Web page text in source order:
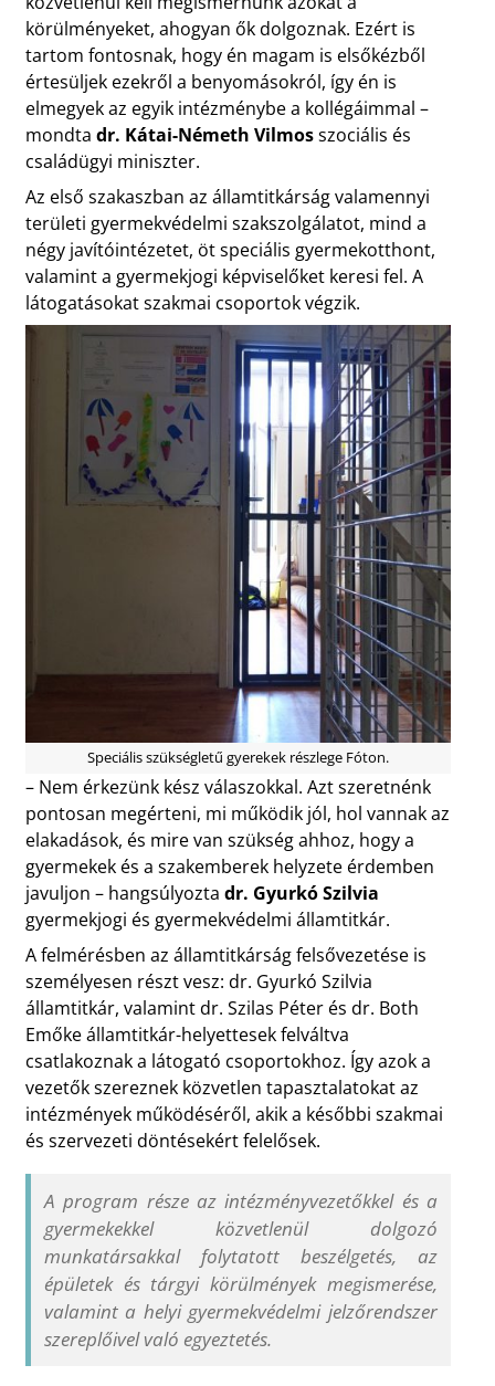
körülményeket, ahogyan ők dolgoznak. Ezért is
tartom fontosnak, hogy én magam is elsőkézből
értesüljek ezekről a benyomásokról, így én is
elmegyek az egyik intézménybe a kollégáimmal –
mondta dr. Kátai-Németh Vilmosszociális és
családügyi miniszter.
Az első szakaszban az államtitkárság valamennyi
területi gyermekvédelmi szakszolgálatot, mind a
négy javítóintézetet, öt speciális gyermekotthont,
valamint a gyermekjogi képviselőket keresi fel. A
látogatásokat szakmai csoportok végzik.
Speciális szükségletű gyerekek részlege Fóton.
– Nem érkezünk kész válaszokkal. Azt szeretnénk
pontosan megérteni, mi működik jól, hol vannak az
elakadások, és mire van szükség ahhoz, hogy a
gyermekek és a szakemberek helyzete érdemben
javuljon – hangsúlyozta dr. Gyurkó Szilvia
gyermekjogi és gyermekvédelmi államtitkár.
A felmérésben az államtitkárság felsővezetése is
személyesen részt vesz: dr. Gyurkó Szilvia
államtitkár, valamint dr. Szilas Péter és dr. Both
Emőke államtitkár-helyettesek felváltva
csatlakoznak a látogató csoportokhoz. Így azok a
vezetők szereznek közvetlen tapasztalatokat az
intézmények működéséről, akik a későbbi szakmai
és szervezeti döntésekért felelősek.
A program része az intézményvezetőkkel és a
gyermekekkel közvetlenül dolgozó
munkatársakkal folytatott beszélgetés, az
épületek és tárgyi körülmények megismerése,
valamint a helyi gyermekvédelmi jelzőrendszer
szereplőivel való egyeztetés.